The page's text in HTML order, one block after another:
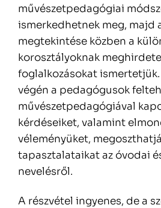
művészetpedagógiai
ismerkedhetnek meg, majd
megtekintése közben a
korosztályoknak
foglalkozásokat
végén a pedagógusok
művészetpedagógiával
kérdéseiket, valamint
véleményüket,
tapasztalataikat az óvodai
nevelésről.
A részvétel ingyenes, de a